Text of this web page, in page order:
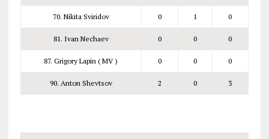
70. Nikita Sviridov 0 1 0
81. Ivan Nechaev 0 0 0
87. Grigory Lapin ( MV ) 0 0 0
90. Anton Shevtsov 2 0 3